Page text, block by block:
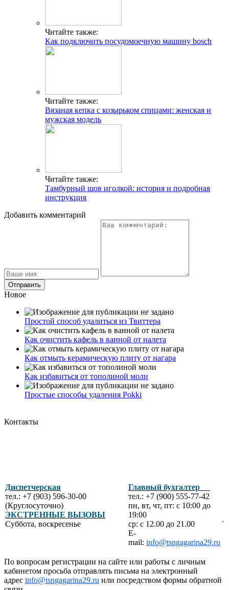
Читайте также:
Как подключить посудомоечную машину bosch
Читайте также:
Вязаная кепка с козырьком спицами: женская и
мужская модель
Читайте также:
Тамбурный шов иголкой: история и подробная
инструкция
Добавить комментарий
Новое
Простой способ удалиться из Твиттера
Как очистить кафель в ванной от налета
Как отмыть керамическую плиту от нагара
Как избавиться от тополиной моли
Простые способы удаления Pokki
Контакты
Диспетчерская
тел.: +7 (903) 596-30-00
(Круглосуточно)
ЭКСТРЕННЫЕ ВЫЗОВЫ
Суббота, воскресенье
Главный бухгалтер
тел.: +7 (900) 555-77-42
пн, вт, чт, пт: с 10:00 до
19:00
ср: с 12.00 до 21.00
E-
mail: info@tsngagarina29.ru
.
По вопросам регистрации на сайте или работы с личным
кабинетом просьба отправлять письма на электронный
адрес info@tsngagarina29.ru или посредством формы обратной